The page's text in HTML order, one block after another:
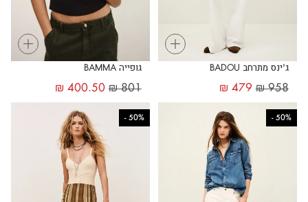
+
ג'ינס מתרחב BADOU
₪958
₪ 479
+
גופייה BAMMA
₪801
₪ 400.50
50%
-
50%
-